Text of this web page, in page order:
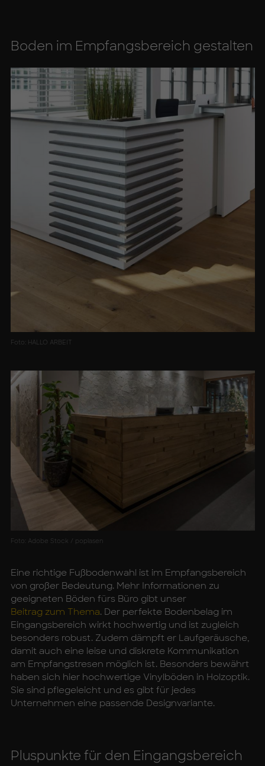
Bo­den im Emp­fangs­be­reich ge­stal­ten
Foto: HALLO ARBEIT
Foto: Adobe Stock / poplasen
Eine richtige Fußbodenwahl ist im Empfangsbereich
von großer Bedeutung. Mehr Informationen zu
geeigneten Böden fürs Büro gibt unser
Beitrag zum Thema. Der perfekte Bodenbelag im
Eingangsbereich wirkt hochwertig und ist zugleich
besonders robust. Zudem dämpft er Laufgeräusche,
damit auch eine leise und diskrete Kommunikation
am Empfangstresen möglich ist. Besonders bewährt
haben sich hier hochwertige Vinylböden in Holzoptik.
Sie sind pflegeleicht und es gibt für jedes
Unternehmen eine passende Designvariante.
Plus­punk­te für den Ein­gangs­be­reich